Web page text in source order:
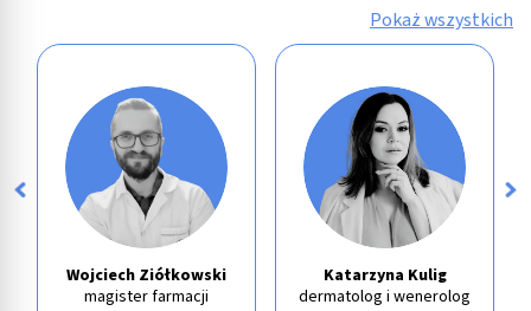
Pokaż wszystkich
Wojciech Ziółkowski
magister farmacji
Katarzyna Kulig
dermatolog i wenerolog